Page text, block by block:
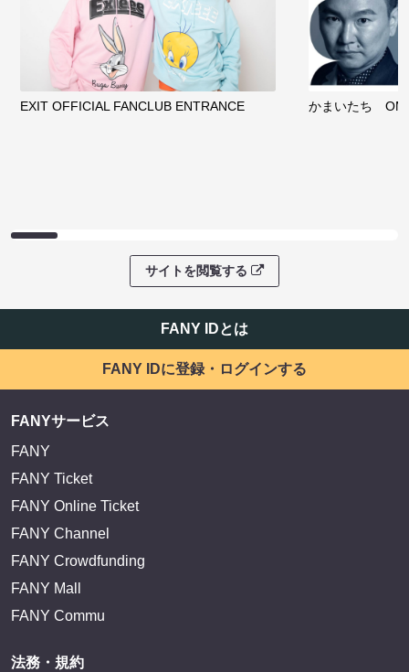
EXIT OFFICIAL FANCLUB ENTRANCE かまいたち
サイトを閲覧する
FANY IDとは
FANY IDに登録・ログインする
FANYサービス
FANY
FANY Ticket
FANY Online Ticket
FANY Channel
FANY Crowdfunding
FANY Mall
FANY Commu
法務・規約